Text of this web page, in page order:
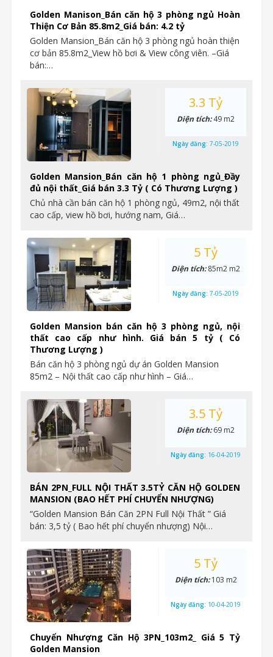
Golden Manison_Bán căn hộ 3 phòng ngủ Hoàn
Thiện Cơ Bản 85.8m2_Giá bán: 4.2 tỷ
Golden Mansion_Bán căn hộ 3 phòng ngủ hoàn thiện
cơ bản 85.8m2_View hồ bơi & View công viên. –Giá
bán:…
Golden Mansion_Bán căn hộ 1 phòng ngủ_Đầy
đủ nội thất_Giá bán 3.3 Tỷ ( Có Thương Lượng )
Chủ nhà cần bán căn hộ 1 phòng ngủ, 49m2, nội thất
cao cấp, view hồ bơi, hướng nam, Giá…
3.3 Tỷ
Diện tích:49 m2
Ngày đăng: 7-05-2019
Golden Mansion bán căn hộ 3 phòng ngủ, nội
thất cao cấp như hình. Giá bán 5 tỷ ( Có
Thương Lượng )
Bán căn hộ 3 phòng ngủ dự án Golden Mansion
85m2 – Nội thất cao cấp như hình – Giá…
5 Tỷ
Diện tích:85m2 m2
Ngày đăng: 7-05-2019
BÁN 2PN_FULL NỘI THẤT 3.5TỶ CĂN HỘ GOLDEN
MANSION (BAO HẾT PHÍ CHUYỂN NHƯỢNG)
“Golden Mansion Bán Căn 2PN Full Nội Thất ” Giá
bán: 3,5 tỷ ( Bao hết phí chuyển nhượng) Nội…
3.5 Tỷ
Diện tích:69 m2
Ngày đăng: 16-04-2019
Chuyển Nhượng Căn Hộ 3PN_103m2_ Giá 5 Tỷ
Golden Mansion
5 Tỷ
Diện tích:103 m2
Ngày đăng: 10-04-2019